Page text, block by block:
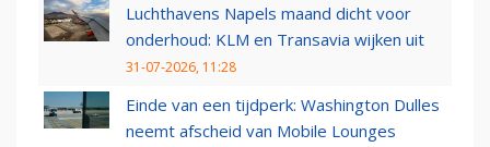
Luchthavens Napels maand dicht voor
onderhoud: KLM en Transavia wijken uit
31-07-2026, 11:28
Einde van een tijdperk: Washington Dulles
neemt afscheid van Mobile Lounges